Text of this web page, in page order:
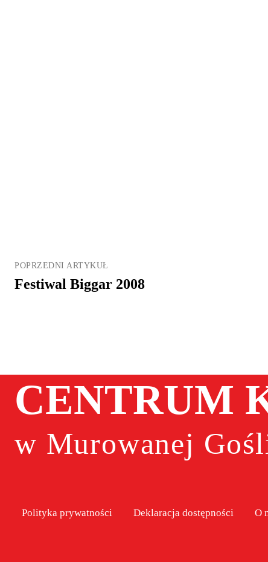
POPRZEDNI ARTYKUŁ
Festiwal Biggar 2008
CENTRUM
w Murowanej
Polityka prywatności Deklaracja dostępności O